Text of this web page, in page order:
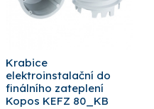
Krabice
elektroinstalační do
finálního zateplení
Kopos KEFZ 80_KB